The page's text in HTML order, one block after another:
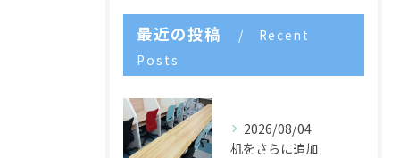
最近の投稿
Recent
Posts
2026/08/04
机をさらに追加